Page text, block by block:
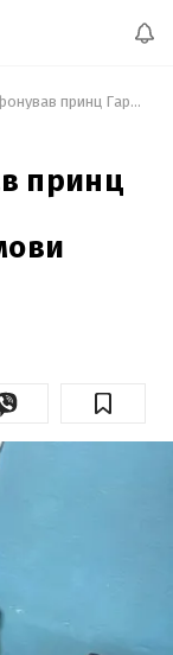
До Тайри телефонував принц Гаррі: парамедикиня розповіла деталі розмови
принц